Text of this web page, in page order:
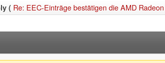
( Re: EEC-Einträge bestätigen die AMD